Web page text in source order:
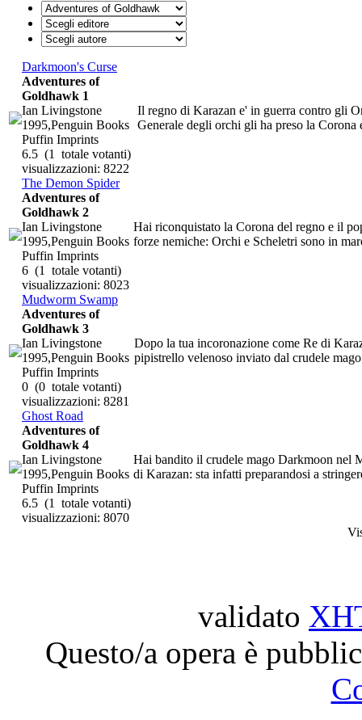
Darkmoon's Curse
Il regno di Karazan e' in guerra contro gli
Generale degli orchi gli ha preso la
Adventures of
Goldhawk 1
Ian Livingstone
1995,Penguin Books
Puffin Imprints
6.5 (1 totale votanti)
visualizzazioni: 8222
The Demon Spider
Hai riconquistato la Corona del regno e il
forze nemiche: Orchi e Scheletri sono in
Adventures of
Goldhawk 2
Ian Livingstone
1995,Penguin Books
Puffin Imprints
6 (1 totale votanti)
visualizzazioni: 8023
Mudworm Swamp
Dopo la tua incoronazione come Re di
pipistrello velenoso inviato dal crudele
Adventures of
Goldhawk 3
Ian Livingstone
1995,Penguin Books
Puffin Imprints
0 (0 totale votanti)
visualizzazioni: 8281
Ghost Road
Hai bandito il crudele mago Darkmoon nel
di Karazan: sta infatti preparandosi a
Adventures of
Goldhawk 4
Ian Livingstone
1995,Penguin Books
Puffin Imprints
6.5 (1 totale votanti)
visualizzazioni: 8070
validato
Questo/a opera è